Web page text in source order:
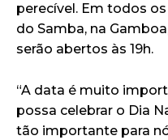
perecível. Em todos
do Samba, na
serão abertos às 19h.
“A data é muito
possa celebrar o Dia
tão importante para